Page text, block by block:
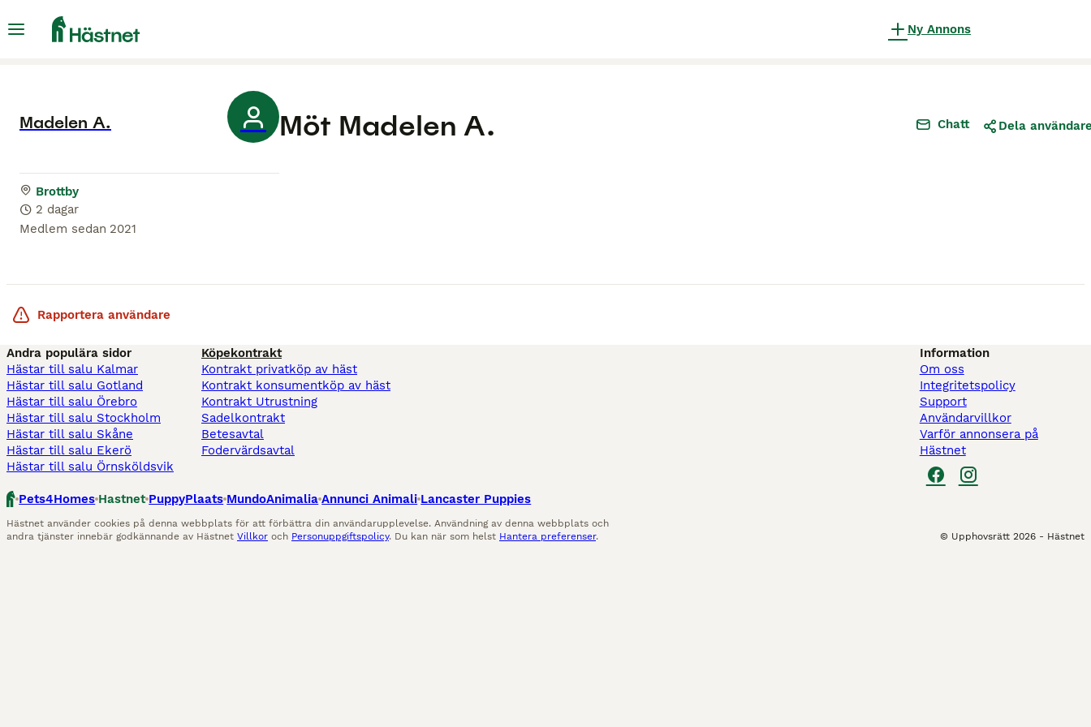
Ny Annons
Madelen A.
Brottby
2 dagar
Medlem sedan 2021
Möt Madelen A. Chatt Dela
Rapportera användare
Andra populära sidor
Hästar till salu Kalmar
Hästar till salu Gotland
Hästar till salu Örebro
Hästar till salu Stockholm
Hästar till salu Skåne
Hästar till salu Ekerö
Hästar till salu Örnsköldsvik
Köpekontrakt
Kontrakt privatköp av häst
Kontrakt konsumentköp av häst
Kontrakt Utrustning
Sadelkontrakt
Betesavtal
Fodervärdsavtal
Information
Om oss
Integritetspolicy
Support
Användarvillkor
Varför annonsera på
Hästnet
Pets4Homes Hastnet PuppyPlaats MundoAnimalia Annunci Animali Lancaster Puppies
Hästnet använder cookies på denna webbplats för att förbättra din användarupplevelse. Användning av denna webbplats och
andra tjänster innebär godkännande av Hästnet Villkor och Personuppgiftspolicy. Du kan när som helst Hantera preferenser. © Upphovsrätt 2026 - Hästnet